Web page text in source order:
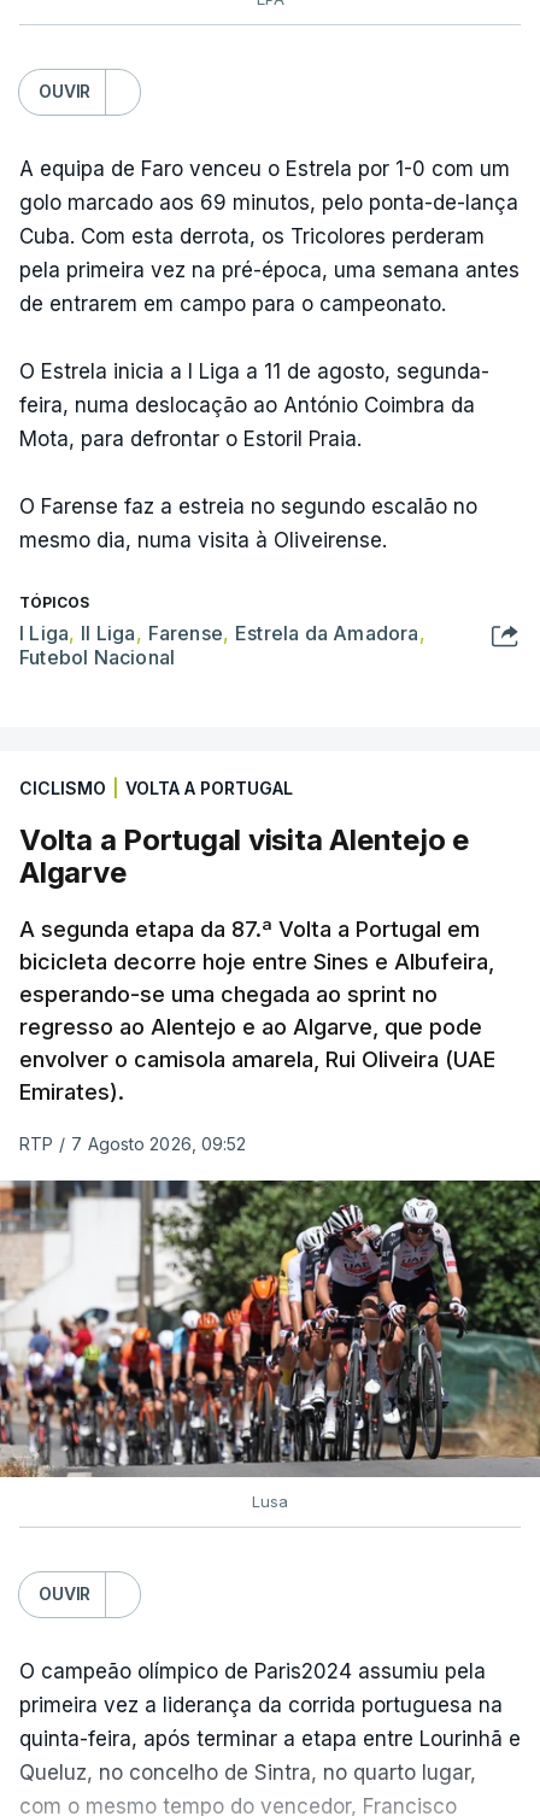
OUVIR
A equipa de Faro venceu o Estrela por 1-0 com um
golo marcado aos 69 minutos, pelo ponta-de-lança
Cuba. Com esta derrota, os Tricolores perderam
pela primeira vez na pré-época, uma semana antes
de entrarem em campo para o campeonato.
O Estrela inicia a I Liga a 11 de agosto, segunda-
feira, numa deslocação ao António Coimbra da
Mota, para defrontar o Estoril Praia.
O Farense faz a estreia no segundo escalão no
mesmo dia, numa visita à Oliveirense.
TÓPICOS
I Liga, II Liga, Farense, Estrela da Amadora,
Futebol Nacional
CICLISMO VOLTA A PORTUGAL
Volta a Portugal visita Alentejo e
Algarve
A segunda etapa da 87.ª Volta a Portugal em
bicicleta decorre hoje entre Sines e Albufeira,
esperando-se uma chegada ao sprint no
regresso ao Alentejo e ao Algarve, que pode
envolver o camisola amarela, Rui Oliveira (UAE
Emirates).
RTP / 7 Agosto 2026, 09:52
Lusa
OUVIR
O campeão olímpico de Paris2024 assumiu pela
primeira vez a liderança da corrida portuguesa na
quinta-feira, após terminar a etapa entre Lourinhã e
Queluz, no concelho de Sintra, no quarto lugar,
com o mesmo tempo do vencedor, Francisco